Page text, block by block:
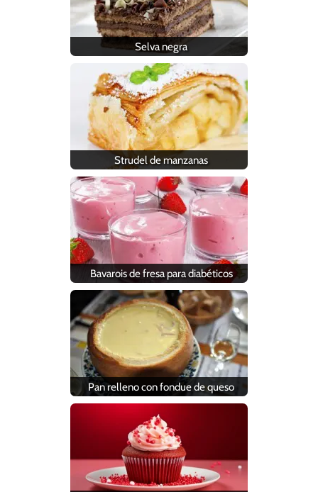
Selva negra
Strudel de manzanas
Bavarois de fresa para diabéticos
Pan relleno con fondue de queso